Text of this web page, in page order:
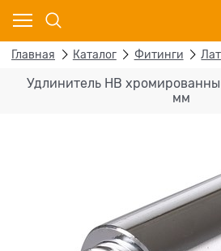
Главная Каталог Фитинги
Удлинитель НВ
мм